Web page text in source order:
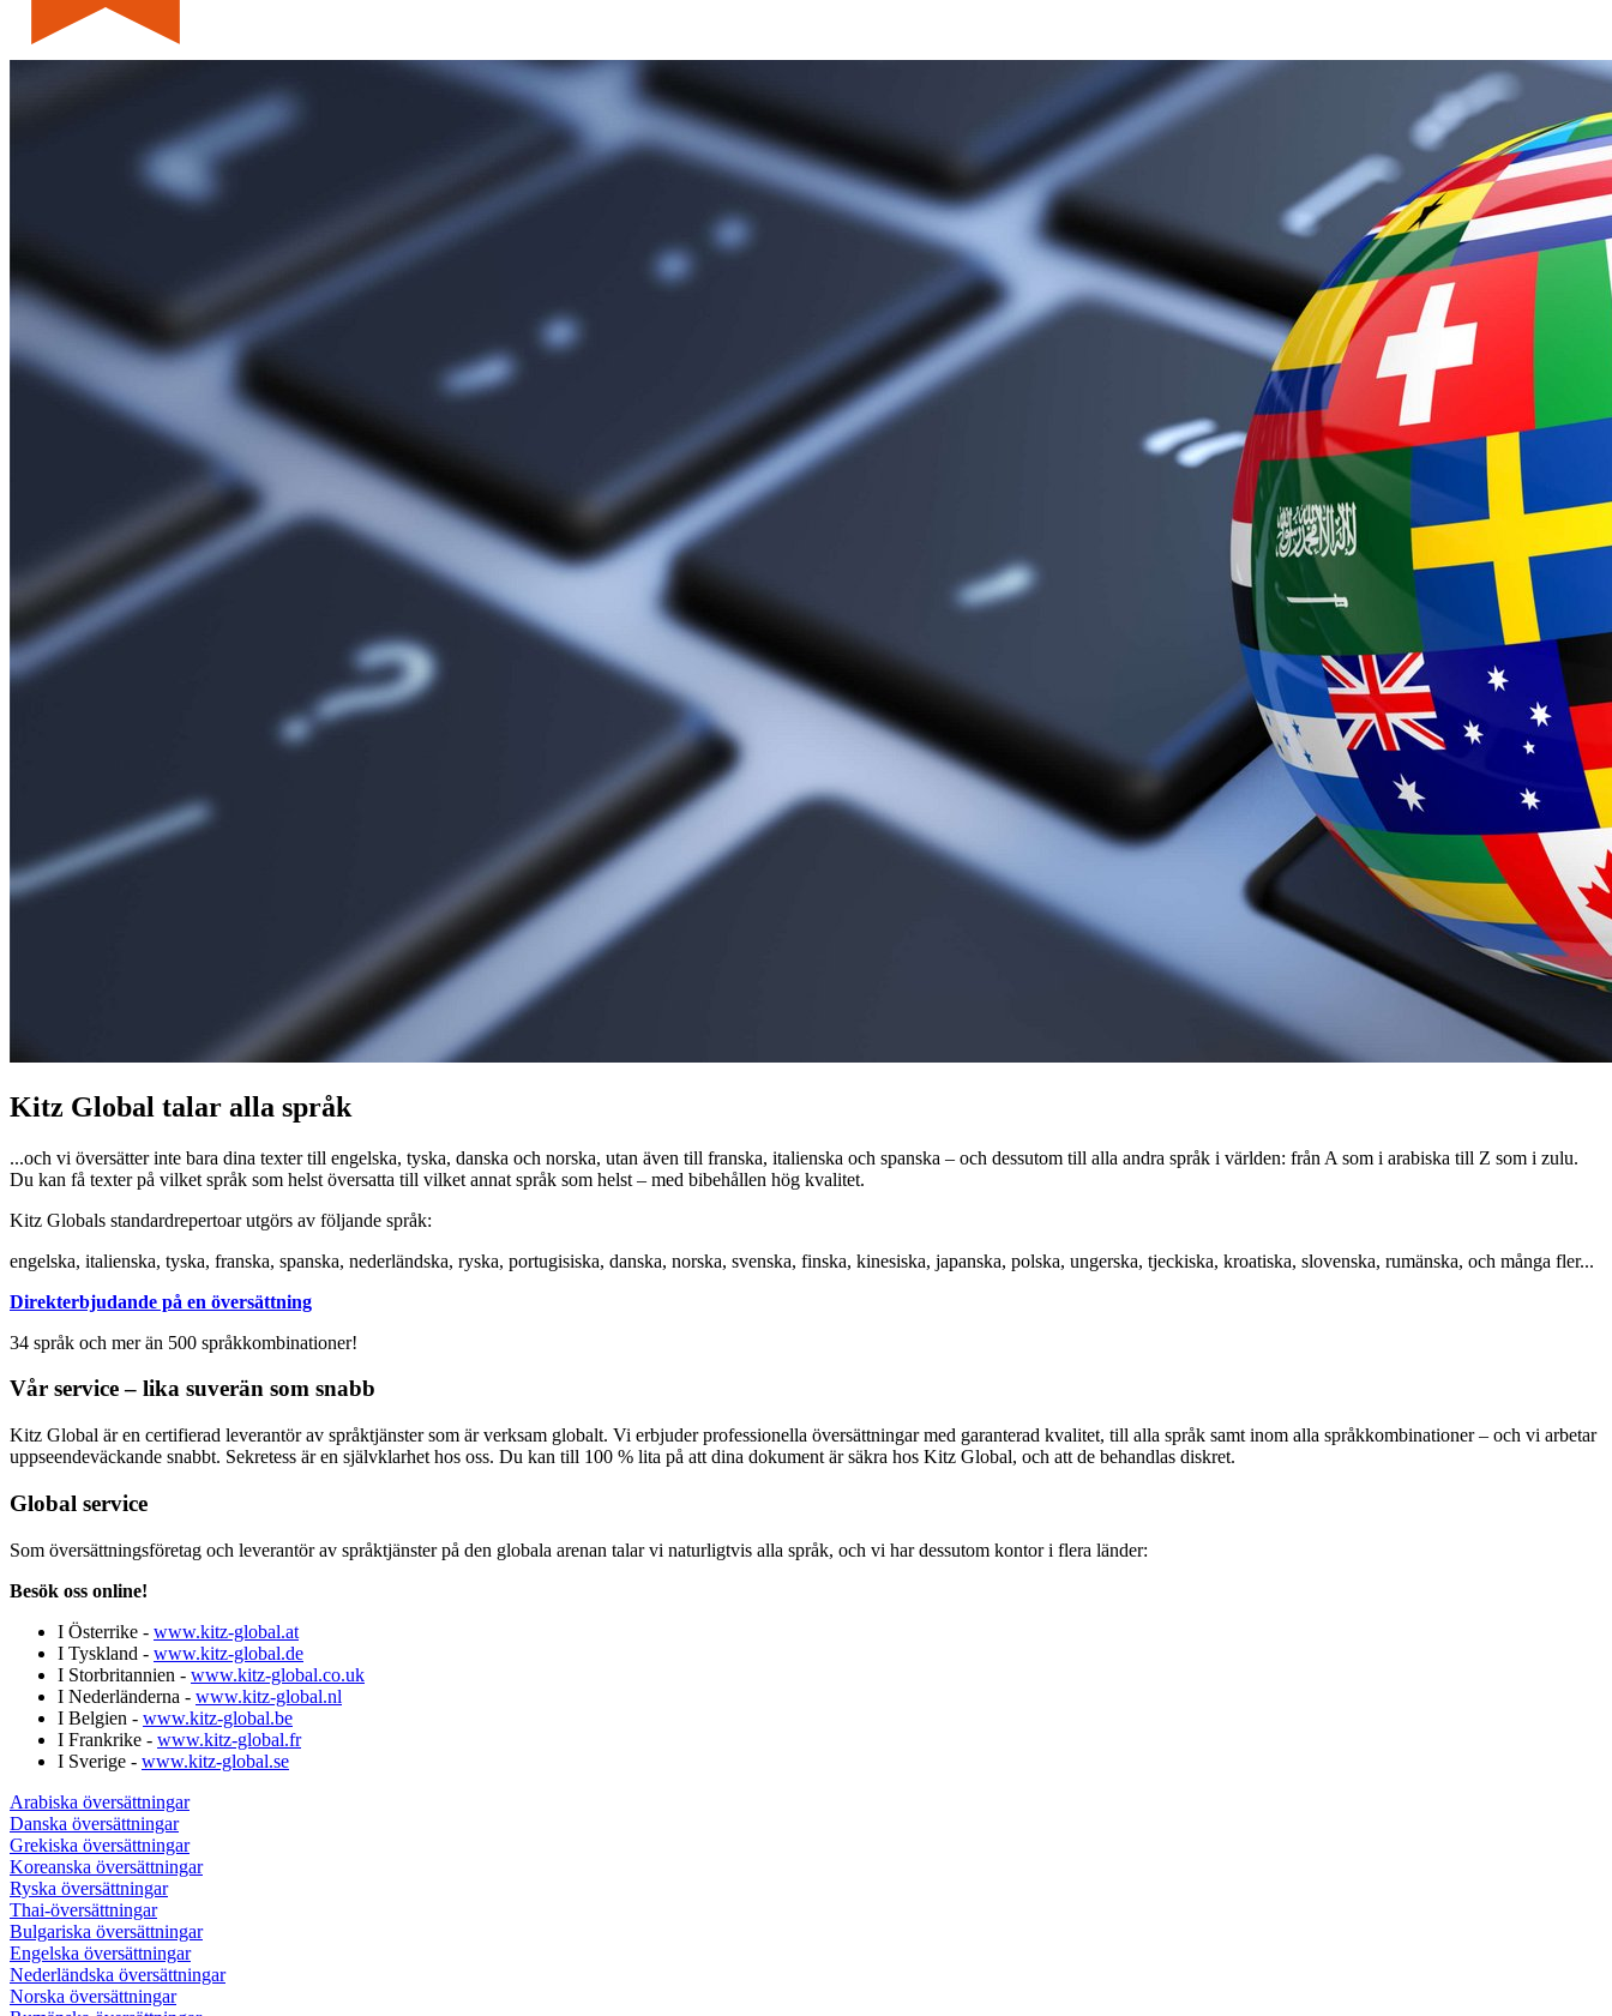
Kitz Global talar alla språk
...och vi översätter inte bara dina texter till engelska, tyska, danska och norska, utan även till franska, italienska och spanska – och dessutom till alla andra språk i världen: från A som i arabiska till Z som i zulu.
Du kan få texter på vilket språk som helst översatta till vilket annat språk som helst – med bibehållen hög kvalitet.
Kitz Globals standardrepertoar utgörs av följande språk:
engelska, italienska, tyska, franska, spanska, nederländska, ryska, portugisiska, danska, norska, svenska, finska, kinesiska, japanska, polska, ungerska, tjeckiska, kroatiska, slovenska, rumänska, och många fler...
Direkterbjudande på en översättning
34 språk och mer än 500 språkkombinationer!
Vår service – lika suverän som snabb
Kitz Global är en certifierad leverantör av språktjänster som är verksam globalt. Vi erbjuder professionella översättningar med garanterad kvalitet, till alla språk samt inom alla språkkombinationer – och vi arbetar
uppseendeväckande snabbt. Sekretess är en självklarhet hos oss. Du kan till 100 % lita på att dina dokument är säkra hos Kitz Global, och att de behandlas diskret.
Global service
Som översättningsföretag och leverantör av språktjänster på den globala arenan talar vi naturligtvis alla språk, och vi har dessutom kontor i flera länder:
Besök oss online!
I Österrike - www.kitz-global.at
I Tyskland - www.kitz-global.de
I Storbritannien - www.kitz-global.co.uk
I Nederländerna - www.kitz-global.nl
I Belgien - www.kitz-global.be
I Frankrike - www.kitz-global.fr
I Sverige - www.kitz-global.se
Arabiska översättningar
Danska översättningar
Grekiska översättningar
Koreanska översättningar
Ryska översättningar
Thai-översättningar
Bulgariska översättningar
Engelska översättningar
Nederländska översättningar
Norska översättningar